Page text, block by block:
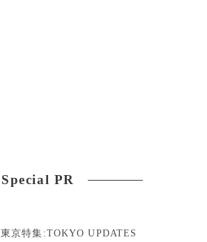
Special PR
東京特集:TOKYO UPDATES